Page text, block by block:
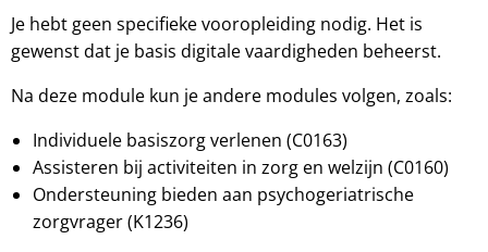
Je hebt geen specifieke vooropleiding nodig. Het is
gewenst dat je basis digitale vaardigheden beheerst.
Na deze module kun je andere modules volgen, zoals:
Individuele basis­zorg verlenen (C0163)
Assisteren bij activiteiten in zorg en welzijn (C0160)
Ondersteuning bieden aan psychogeriatrische
zorgvrager (K1236)